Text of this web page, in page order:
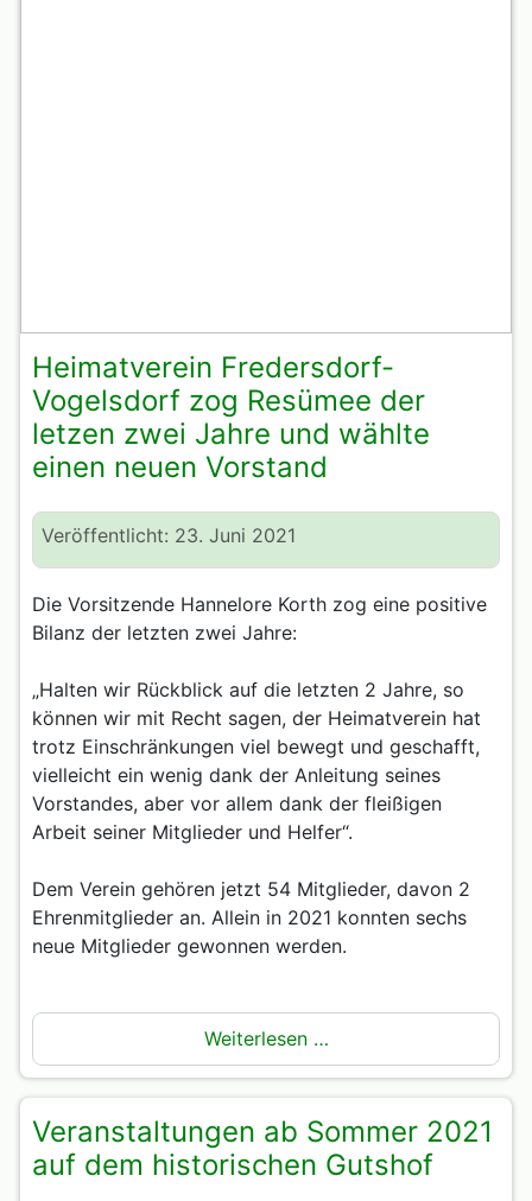
Heimatverein Fredersdorf-
Vogelsdorf zog Resümee der
letzen zwei Jahre und wählte
einen neuen Vorstand
Veröffentlicht: 23. Juni 2021
Die Vorsitzende Hannelore Korth zog eine positive
Bilanz der letzten zwei Jahre:
„Halten wir Rückblick auf die letzten 2 Jahre, so
können wir mit Recht sagen, der Heimatverein hat
trotz Einschränkungen viel bewegt und geschafft,
vielleicht ein wenig dank der Anleitung seines
Vorstandes, aber vor allem dank der fleißigen
Arbeit seiner Mitglieder und Helfer“.
Dem Verein gehören jetzt 54 Mitglieder, davon 2
Ehrenmitglieder an. Allein in 2021 konnten sechs
neue Mitglieder gewonnen werden.
Weiterlesen …
Veranstaltungen ab Sommer 2021
auf dem historischen Gutshof